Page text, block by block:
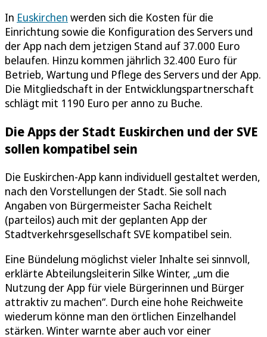
In Euskirchen werden sich die Kosten für die
Einrichtung sowie die Konfiguration des Servers und
der App nach dem jetzigen Stand auf 37.000 Euro
belaufen. Hinzu kommen jährlich 32.400 Euro für
Betrieb, Wartung und Pflege des Servers und der App.
Die Mitgliedschaft in der Entwicklungspartnerschaft
schlägt mit 1190 Euro per anno zu Buche.
Die Apps der Stadt Euskirchen und der SVE
sollen kompatibel sein
Die Euskirchen-App kann individuell gestaltet werden,
nach den Vorstellungen der Stadt. Sie soll nach
Angaben von Bürgermeister Sacha Reichelt
(parteilos) auch mit der geplanten App der
Stadtverkehrsgesellschaft SVE kompatibel sein.
Eine Bündelung möglichst vieler Inhalte sei sinnvoll,
erklärte Abteilungsleiterin Silke Winter, „um die
Nutzung der App für viele Bürgerinnen und Bürger
attraktiv zu machen“. Durch eine hohe Reichweite
wiederum könne man den örtlichen Einzelhandel
stärken. Winter warnte aber auch vor einer